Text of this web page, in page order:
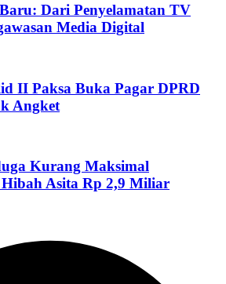
Dari Penyelamatan TV
Media Digital
II Paksa Buka Pagar DPRD
Angket
Kurang Maksimal
Asita Rp 2,9 Miliar